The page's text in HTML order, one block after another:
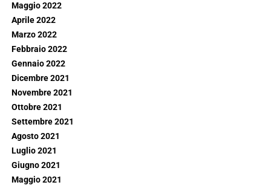
Maggio 2022
Aprile 2022
Marzo 2022
Febbraio 2022
Gennaio 2022
Dicembre 2021
Novembre 2021
Ottobre 2021
Settembre 2021
Agosto 2021
Luglio 2021
Giugno 2021
Maggio 2021